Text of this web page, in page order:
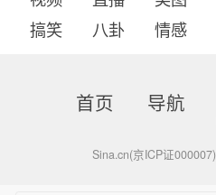
搞笑
八卦 情感
首页 导航
Sina.cn(京ICP证000007)